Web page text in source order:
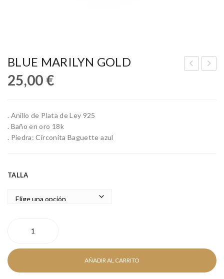
BLUE MARILYN GOLD
25,00 €
. Anillo de Plata de Ley 925
. Baño en oro 18k
. Piedra: Circonita Baguette azul
TALLA
MARILYN
cantidad
AÑADIR AL CARRITO